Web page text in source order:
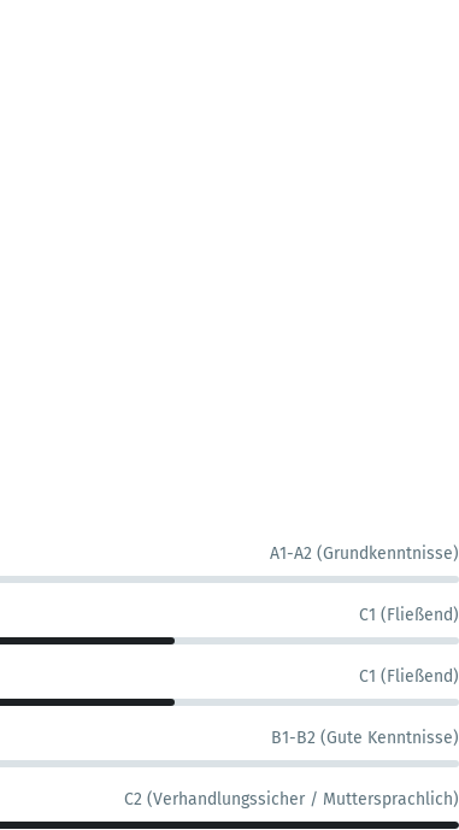
A1-A2 (Grundkenntnisse)
C1 (Fließend)
C1 (Fließend)
B1-B2 (Gute Kenntnisse)
C2 (Verhandlungssicher / Muttersprachlich)